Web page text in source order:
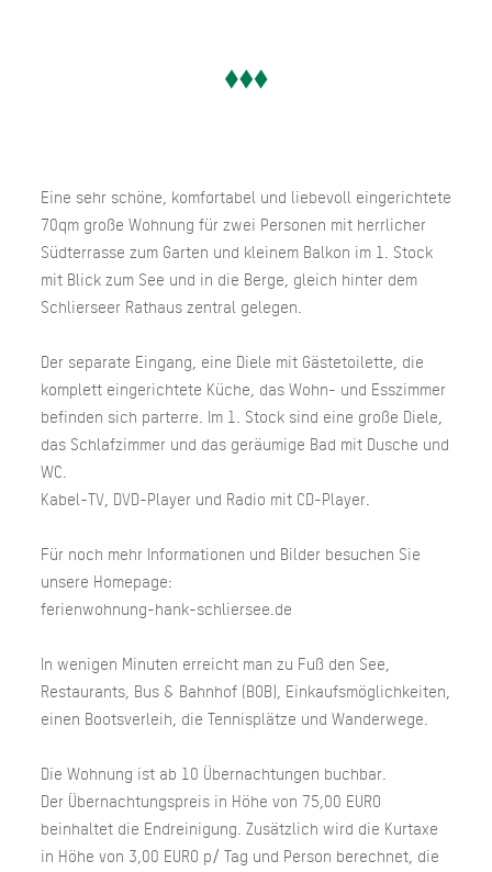
Eine sehr schöne, komfortabel und liebevoll eingerichtete
70qm große Wohnung für zwei Personen mit herrlicher
Südterrasse zum Garten und kleinem Balkon im 1. Stock
mit Blick zum See und in die Berge, gleich hinter dem
Schlierseer Rathaus zentral gelegen.
Der separate Eingang, eine Diele mit Gästetoilette, die
komplett eingerichtete Küche, das Wohn- und Esszimmer
befinden sich parterre. Im 1. Stock sind eine große Diele,
das Schlafzimmer und das geräumige Bad mit Dusche und
WC.
Kabel-TV, DVD-Player und Radio mit CD-Player.
Für noch mehr Informationen und Bilder besuchen Sie
unsere Homepage:
ferienwohnung-hank-schliersee.de
In wenigen Minuten erreicht man zu Fuß den See,
Restaurants, Bus & Bahnhof (BOB), Einkaufsmöglichkeiten,
einen Bootsverleih, die Tennisplätze und Wanderwege.
Die Wohnung ist ab 10 Übernachtungen buchbar.
Der Übernachtungspreis in Höhe von 75,00 EURO
beinhaltet die Endreinigung. Zusätzlich wird die Kurtaxe
in Höhe von 3,00 EURO p/ Tag und Person berechnet, die